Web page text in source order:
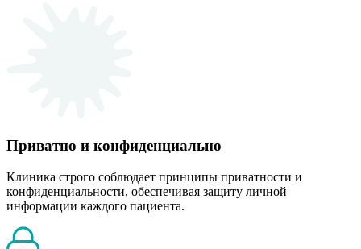
Приватно и конфиденциально
Клиника строго соблюдает принципы приватности и
конфиденциальности, обеспечивая защиту личной
информации каждого пациента.